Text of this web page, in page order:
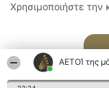
ΑΕΤΟΊ της
Χρησιμοποιήστε την